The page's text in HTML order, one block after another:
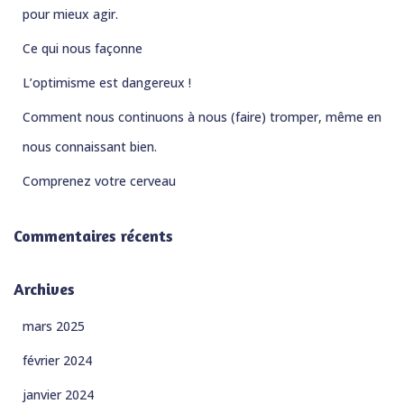
pour mieux agir.
Ce qui nous façonne
L’optimisme est dangereux !
Comment nous continuons à nous (faire) tromper, même en
nous connaissant bien.
Comprenez votre cerveau
Commentaires récents
Archives
mars 2025
février 2024
janvier 2024